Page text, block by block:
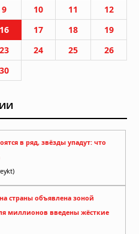
9 10 11
12
16 17 18
19
23 24 25
26
30
в ряд, звёзды упадут: что
страны объявлена зоной
миллионов введены жёсткие